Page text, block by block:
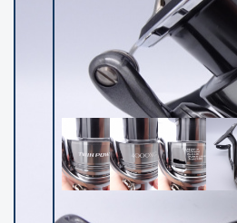
イシグロ富士店
イシグロ御殿場店
イシグロ伊東店
(102534)
SA(2966)